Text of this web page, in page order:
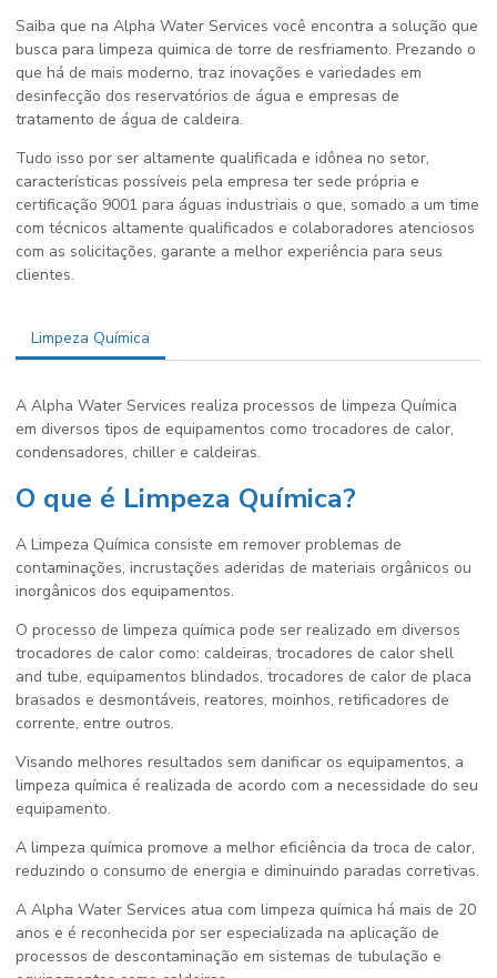
Saiba que na Alpha Water Services você encontra a solução que
busca para limpeza quimica de torre de resfriamento. Prezando o
que há de mais moderno, traz inovações e variedades em
desinfecção dos reservatórios de água e empresas de
tratamento de água de caldeira.
Tudo isso por ser altamente qualificada e idônea no setor,
características possíveis pela empresa ter sede própria e
certificação 9001 para águas industriais o que, somado a um time
com técnicos altamente qualificados e colaboradores atenciosos
com as solicitações, garante a melhor experiência para seus
clientes.
Limpeza Química
A Alpha Water Services realiza processos de limpeza Química
em diversos tipos de equipamentos como trocadores de calor,
condensadores, chiller e caldeiras.
O que é Limpeza Química?
A Limpeza Química consiste em remover problemas de
contaminações, incrustações aderidas de materiais orgânicos ou
inorgânicos dos equipamentos.
O processo de limpeza química pode ser realizado em diversos
trocadores de calor como: caldeiras, trocadores de calor shell
and tube, equipamentos blindados, trocadores de calor de placa
brasados e desmontáveis, reatores, moinhos, retificadores de
corrente, entre outros.
Visando melhores resultados sem danificar os equipamentos, a
limpeza química é realizada de acordo com a necessidade do seu
equipamento.
A limpeza química promove a melhor eficiência da troca de calor,
reduzindo o consumo de energia e diminuindo paradas corretivas.
A Alpha Water Services atua com limpeza química há mais de 20
anos e é reconhecida por ser especializada na aplicação de
processos de descontaminação em sistemas de tubulação e